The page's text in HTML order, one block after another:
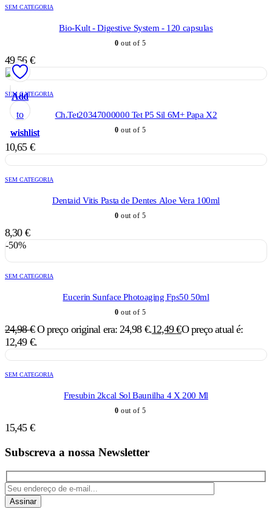
Add
to
wishlist
SEM CATEGORIA
Bio-Kult - Digestive System - 120 capsulas
0 out of 5
49,56 €
Add
to
wishlist
SEM CATEGORIA
Ch.Tet20347000000 Tet P5 Sil 6M+ Papa X2
0 out of 5
10,65 €
Add
to
wishlist
SEM CATEGORIA
Dentaid Vitis Pasta de Dentes Aloe Vera 100ml
0 out of 5
8,30 €
-50%
Add
to
wishlist
SEM CATEGORIA
Eucerin Sunface Photoaging Fps50 50ml
0 out of 5
24,98€ O preço original era: 24,98 €.12,49€O preço atual é:
12,49 €.
Add
to
wishlist
SEM CATEGORIA
Fresubin 2kcal Sol Baunilha 4 X 200 Ml
0 out of 5
15,45 €
Subscreva a nossa Newsletter
Assinar